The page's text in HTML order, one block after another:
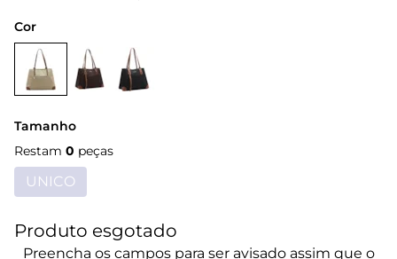
Cor
Tamanho
Restam 0 peças
UNICO
Produto esgotado
Preencha os campos para ser avisado assim que o